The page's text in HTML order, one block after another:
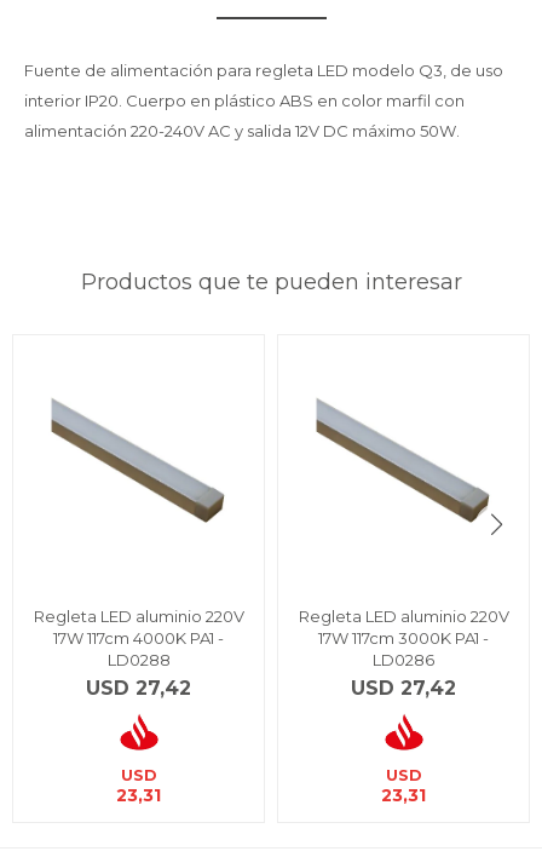
Fuente de alimentación para regleta LED modelo Q3, de uso
interior IP20. Cuerpo en plástico ABS en color marfil con
alimentación 220-240V AC y salida 12V DC máximo 50W.
Productos que te pueden interesar
Regleta LED aluminio 220V
17W 117cm 4000K PA1 -
LD0288
USD 27,42
USD
23,31
Regleta LED aluminio 220V
17W 117cm 3000K PA1 -
LD0286
USD 27,42
USD
23,31